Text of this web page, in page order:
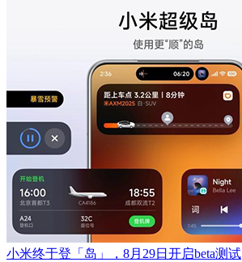
小米终于登「岛」，8月29日开启beta测试